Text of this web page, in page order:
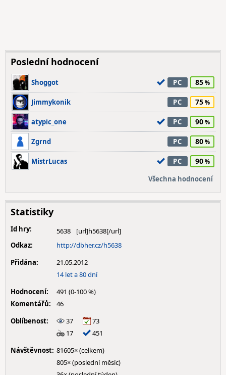
Poslední hodnocení
Shoggot PC 85
Jimmykonik PC 75
atypic_one PC 90
Zgrnd PC 80
MistrLucas PC 90
Všechna hodnocení
Statistiky
Id hry:
5638
Odkaz:
http://dbher.cz/h5638
Přidána:
21.05.2012
14 let a 80 dní
Hodnocení:
491 (0-100 %)
Komentářů:
46
Oblíbenost:
37
73
17
451
Návštěvnost: 81605× (celkem)
805× (poslední měsíc)